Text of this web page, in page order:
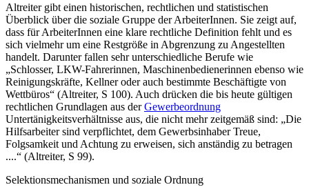
Altreitergibt einen historischen, rechtlichen und statistischen
Überblick über die soziale Gruppe der ArbeiterInnen. Sie zeigt auf,
dass für ArbeiterInnen eine klare rechtliche Definition fehlt und es
sich vielmehr um eine Restgröße in Abgrenzung zu Angestellten
handelt. Darunter fallen sehr unterschiedliche Berufe wie
„Schlosser, LKW-Fahrerinnen, Maschinenbedienerinnen ebenso wie
Reinigungskräfte, Kellner oder auch bestimmte Beschäftigte von
Wettbüros“ (Altreiter, S 100). Auch drücken die bis heute gültigen
rechtlichen Grundlagen aus derGewerbeordnung
Untertänigkeitsverhältnisse aus, die nicht mehr zeitgemäß sind: „Die
Hilfsarbeiter sind verpflichtet, dem Gewerbsinhaber Treue,
Folgsamkeit und Achtung zu erweisen, sich anständig zu betragen
....“ (Altreiter, S 99).
Selektionsmechanismen und soziale Ordnung